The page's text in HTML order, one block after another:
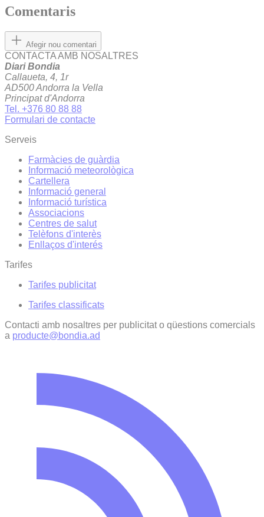
Comentaris
Afegir nou comentari
CONTACTA AMB NOSALTRES
Diari Bondia
Callaueta, 4, 1r
AD500 Andorra la Vella
Principat d'Andorra
Tel. +376 80 88 88
Formulari de contacte
Serveis
Farmàcies de guàrdia
Informació meteorològica
Cartellera
Informació general
Informació turística
Associacions
Centres de salut
Telèfons d'interès
Enllaços d'interés
Tarifes
Tarifes publicitat
Tarifes classificats
Contacti amb nosaltres per publicitat o qüestions comercials
a producte@bondia.ad